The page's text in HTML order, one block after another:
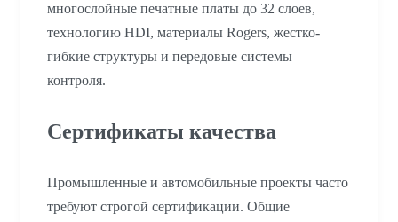
многослойные печатные платы до 32 слоев,
технологию HDI, материалы Rogers, жестко-
гибкие структуры и передовые системы
контроля.
Сертификаты качества
Промышленные и автомобильные проекты часто
требуют строгой сертификации. Общие